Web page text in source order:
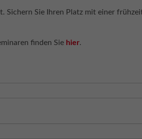
Sichern Sie Ihren Platz mit einer
finden Sie hier.